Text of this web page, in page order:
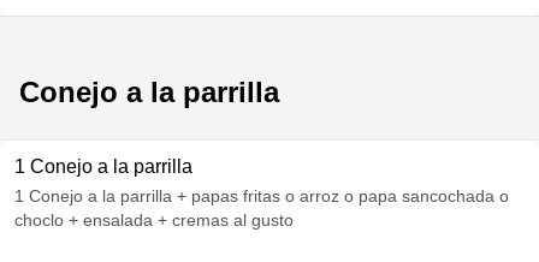
Conejo a la parrilla
1 Conejo a la parrilla
1 Conejo a la parrilla + papas fritas o arroz o papa sancochada o
choclo + ensalada + cremas al gusto